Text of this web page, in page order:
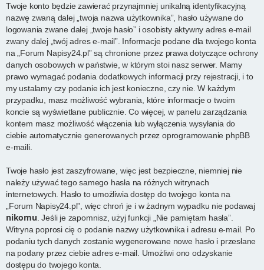
Twoje konto będzie zawierać przynajmniej unikalną identyfikacyjną
nazwę zwaną dalej „twoja nazwa użytkownika”, hasło używane do
logowania zwane dalej „twoje hasło” i osobisty aktywny adres e-mail
zwany dalej „twój adres e-mail”. Informacje podane dla twojego konta
na „Forum Napisy24.pl” są chronione przez prawa dotyczące ochrony
danych osobowych w państwie, w którym stoi nasz serwer. Mamy
prawo wymagać podania dodatkowych informacji przy rejestracji, i to
my ustalamy czy podanie ich jest konieczne, czy nie. W każdym
przypadku, masz możliwość wybrania, które informacje o twoim
koncie są wyświetlane publicznie. Co więcej, w panelu zarządzania
kontem masz możliwość włączenia lub wyłączenia wysyłania do
ciebie automatycznie generowanych przez oprogramowanie phpBB
e-maili.
Twoje hasło jest zaszyfrowane, więc jest bezpieczne, niemniej nie
należy używać tego samego hasła na różnych witrynach
internetowych. Hasło to umożliwia dostęp do twojego konta na
„Forum Napisy24.pl”, więc chroń je i w żadnym wypadku nie podawaj
nikomu . Jeśli je zapomnisz, użyj funkcji „Nie pamiętam hasła”.
Witryna poprosi cię o podanie nazwy użytkownika i adresu e-mail. Po
podaniu tych danych zostanie wygenerowane nowe hasło i przesłane
na podany przez ciebie adres e-mail. Umożliwi ono odzyskanie
dostępu do twojego konta.